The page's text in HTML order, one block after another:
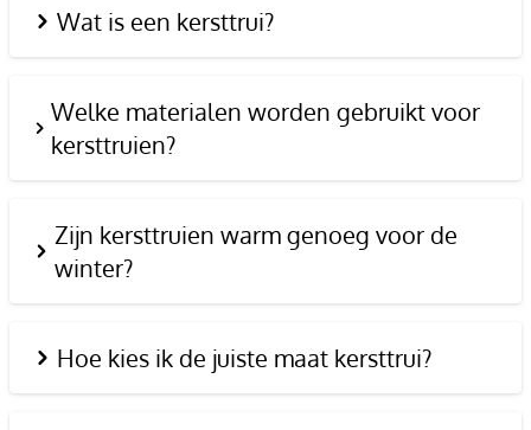
Wat is een kersttrui?
Welke materialen worden gebruikt voor
kersttruien?
Zijn kersttruien warm genoeg voor de
winter?
Hoe kies ik de juiste maat kersttrui?